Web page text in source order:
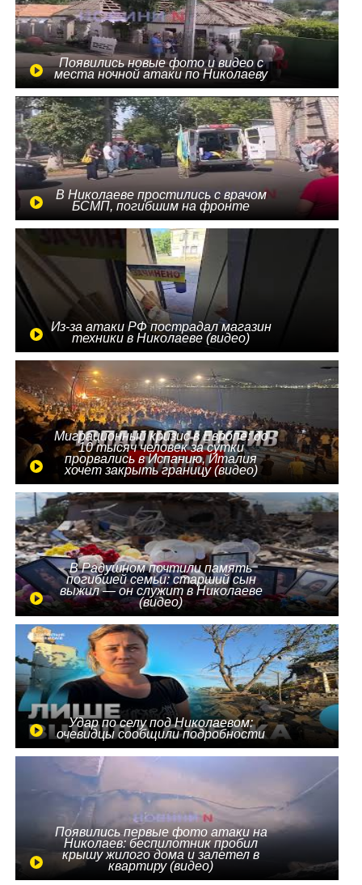
Появились новые фото и видео с
места ночной атаки по Николаеву
В Николаеве простились с врачом
БСМП, погибшим на фронте
Из-за атаки РФ пострадал магазин
техники в Николаеве (видео)
Миграционный кризис в Европе: до
10 тысяч человек за сутки
прорвались в Испанию, Италия
хочет закрыть границу (видео)
В Радушном почтили память
погибшей семьи: старший сын
выжил — он служит в Николаеве
(видео)
Удар по селу под Николаевом:
очевидцы сообщили подробности
Появились первые фото атаки на
Николаев: беспилотник пробил
крышу жилого дома и залетел в
квартиру (видео)